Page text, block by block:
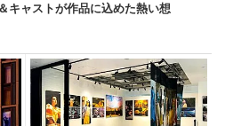
キャストが作品に込めた熱い想